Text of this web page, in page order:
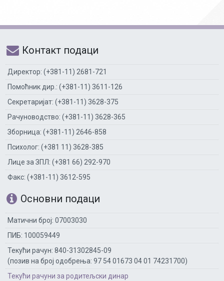
Контакт подаци
Директор: (+381-11) 2681-721
Помоћник дир.: (+381-11) 3611-126
Секретаријат: (+381-11) 3628-375
Рачуноводство: (+381-11) 3628-365
Зборница: (+381-11) 2646-858
Психолог: (+381 11) 3628-385
Лице за ЗПЛ: (+381 66) 292-970
Факс: (+381-11) 3612-595
Основни подаци
Матични број: 07003030
ПИБ: 100059449
Текући рачун: 840-31302845-09
(позив на број одобрења: 97 54 01673 04 01 74231700)
Текући рачуни за родитељски динар